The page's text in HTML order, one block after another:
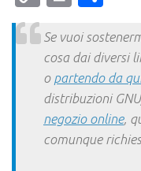
Se vuoi
cosa dai diversi
o partendo da
distribuzioni
negozio online,
comunque